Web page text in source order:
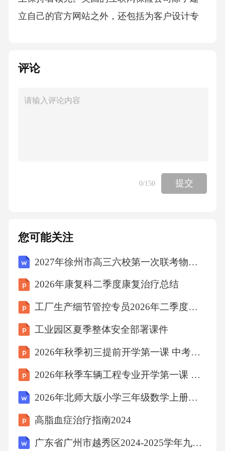
立自己的官方网站之外，还包括为客户设计专
了互联网保险产业。1996年法国安盛—全球最
后的一年意大利的保险公司也建立了互联网保
纷开拓自身的互联网保险市场，除了基础的人
身意外保险，健康险、财产险、车险等保险产
的民众所接受。随着日本第一家专业互联网保
险公司A成立，亚洲的互联网保险正式发展起
来。日本、韩国等具有代表性的亚洲国家，在
保险的销售策略。在全世界都在进行互联网保
险转型和改革的同时，中国互联网保险发展的
势头强劲。传统的保险公司，往往需要业务员
的面对面直销和电话人员的电销方式来进行销
捷的方式著称。国内的各家保险公司通过学习
国外的先进经验，除了建立基本的公司网站使
客户更好了解公司文化背景和产品结构之外，
评论
0/150 提交
您可能关注
2027年徐州市高三六校第一次联考物理试卷（含答案解析）
2026年康复科二季度康复治疗总结
工厂生产细节管控专员2026年二季度生产细节精细化管控总结
工业园区夏季整体安全部署课件
2026年秋季初三提前开学第一课 中考目标设定与分解
2026年秋季车辆工程专业开学第一课 专业素养与核心竞争力课件
2026年北师大版小学三年级数学上册课时《除法计算》教案
高脂血症治疗指南2024
广东省广州市越秀区2024-2025学年九年级上学期期末历史试题（含答案）